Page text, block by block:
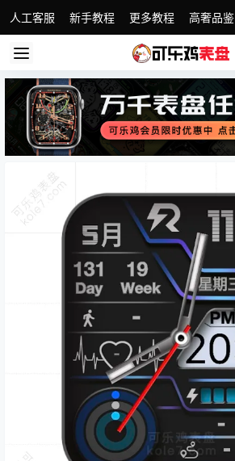
人工客服 新手教程 更多教程 高奢品鉴